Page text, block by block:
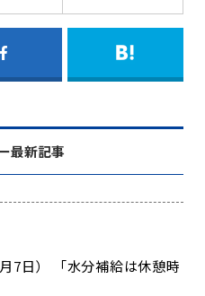
最新記事
7日） 「水分補給は休憩時